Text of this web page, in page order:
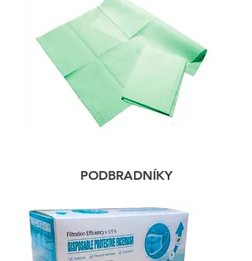
PODBRADNÍKY